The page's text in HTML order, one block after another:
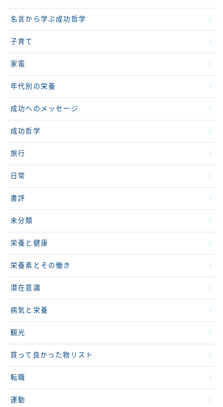
名言から学ぶ成功哲学
子育て
家電
年代別の栄養
成功へのメッセージ
成功哲学
旅行
日常
書評
未分類
栄養と健康
栄養素とその働き
潜在意識
病気と栄養
観光
買って良かった物リスト
転職
運動